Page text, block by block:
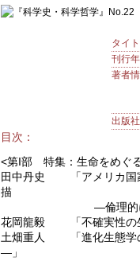
タイ
刊行
著者
出版
目次：
<第I部 特集：生命をめぐ
田中丹史 「アメリカ国
描
―倫理的に許容可
花岡龍毅 「不確実性の
土畑重人 「進化生態学
―」